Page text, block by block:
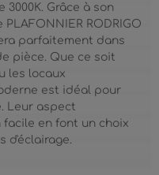
Grâce à son
RODRIGO
parfaitement dans
pièce. Que ce soit
les locaux
est idéal pour
Leur aspect
en font un choix
d'éclairage.